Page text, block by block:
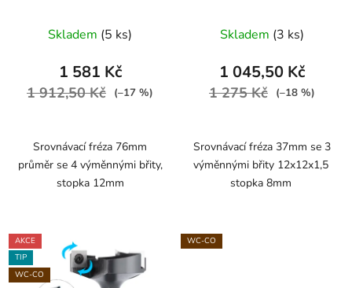
Skladem (5 ks)
1 581 Kč
1 912,50 Kč (–17 %)
Srovnávací fréza 76mm
průměr se 4 výměnnými břity,
stopka 12mm
Skladem (3 ks)
1 045,50 Kč
1 275 Kč (–18 %)
Srovnávací fréza 37mm se 3
výměnnými břity 12x12x1,5
stopka 8mm
AKCE
TIP
WC-CO
WC-CO